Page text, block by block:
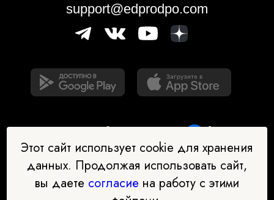
support@edprodpo.com
Этот сайт использует cookie для хранения
данных. Продолжая использовать сайт,
вы даете согласие на работу с этими